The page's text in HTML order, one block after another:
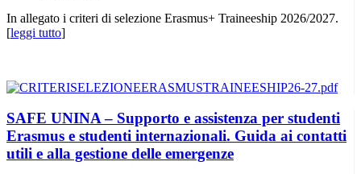
In allegato i criteri di selezione Erasmus+ Traineeship 2026/2027.
[leggi tutto]
SAFE UNINA – Supporto e assistenza per studenti
Erasmus e studenti internazionali. Guida ai contatti
utili e alla gestione delle emergenze